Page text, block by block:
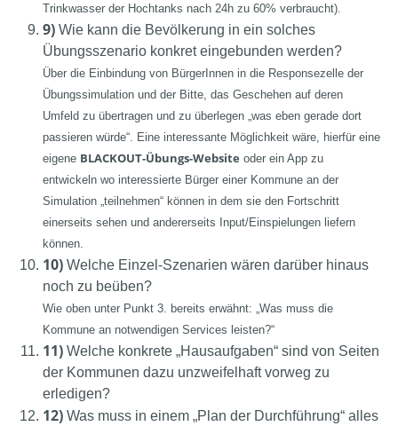
Trinkwasser der Hochtanks nach 24h zu 60% verbraucht).
9) Wie kann die Bevölkerung in ein solches
Übungsszenario konkret eingebunden werden?
Über die Einbindung von BürgerInnen in die Responsezelle der
Übungssimulation und der Bitte, das Geschehen auf deren
Umfeld zu übertragen und zu überlegen „was eben gerade dort
passieren würde“. Eine interessante Möglichkeit wäre, hierfür eine
eigene BLACKOUT-Übungs-Website oder ein App zu
entwickeln wo interessierte Bürger einer Kommune an der
Simulation „teilnehmen“ können in dem sie den Fortschritt
einerseits sehen und andererseits Input/Einspielungen liefern
können.
10) Welche Einzel-Szenarien wären darüber hinaus
noch zu beüben?
Wie oben unter Punkt 3. bereits erwähnt: „Was muss die
Kommune an notwendigen Services leisten?“
11) Welche konkrete „Hausaufgaben“ sind von Seiten
der Kommunen dazu unzweifelhaft vorweg zu
erledigen?
12) Was muss in einem „Plan der Durchführung“ alles